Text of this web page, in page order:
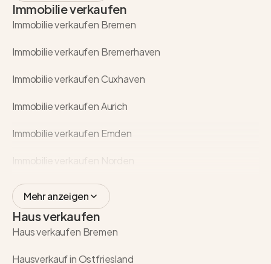
Immobilie verkaufen
Immobilie verkaufen Bremen
Immobilie verkaufen Bremerhaven
Immobilie verkaufen Cuxhaven
Immobilie verkaufen Aurich
Immobilie verkaufen Emden
Mehr anzeigen
Haus verkaufen
Haus verkaufen Bremen
Hausverkauf in Ostfriesland